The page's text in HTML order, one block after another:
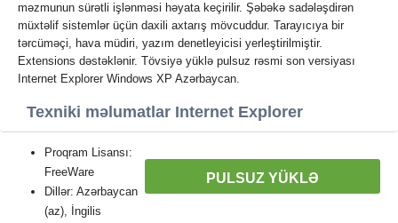
məzmunun sürətli işlənməsi həyata keçirilir. Şəbəkə sadələşdirən
müxtəlif sistemlər üçün daxili axtarış mövcuddur. Tarayıcıya bir
tərcüməçi, hava müdiri, yazım denetleyicisi yerleştirilmiştir.
Extensions dəstəklənir. Tövsiyə yüklə pulsuz rəsmi son versiyası
Internet Explorer Windows XP Azərbaycan.
Texniki məlumatlar Internet Explorer
PULSUZ YÜKLƏ
Proqram Lisansı:
FreeWare
Dillər: Azərbaycan
(az), İngilis